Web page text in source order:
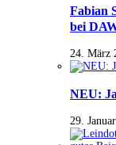
Fabian
bei
24. März
NEU:
29.